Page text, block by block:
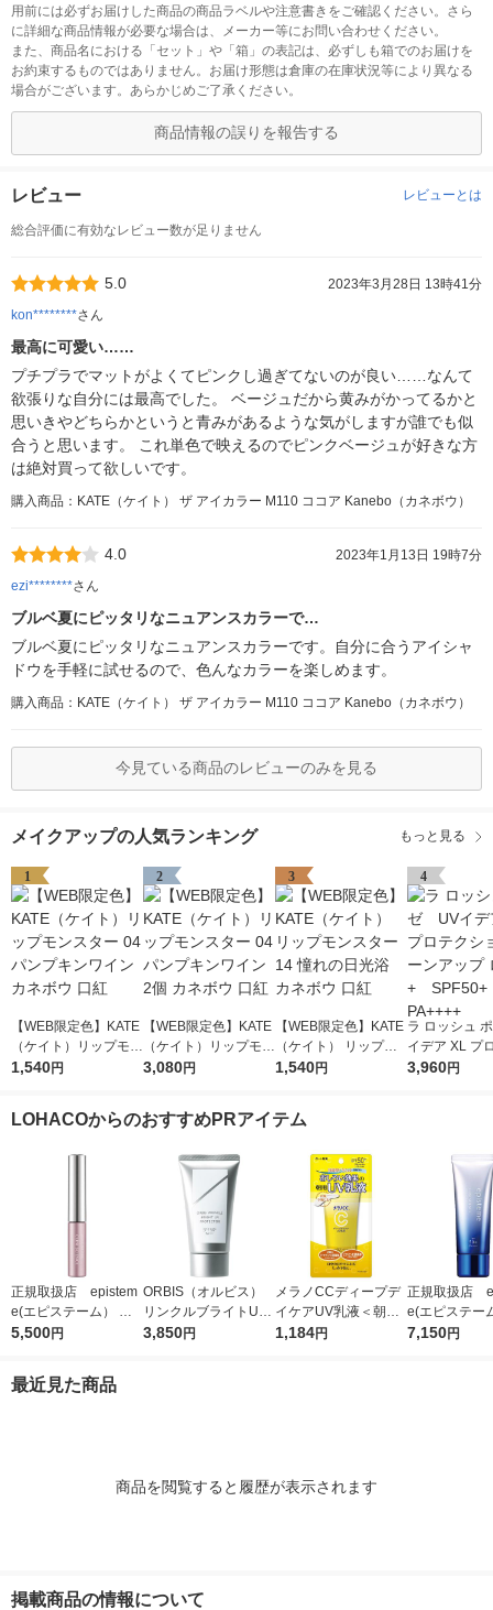
用前には必ずお届けした商品の商品ラベルや注意書きをご確認ください。さら
に詳細な商品情報が必要な場合は、メーカー等にお問い合わせください。
また、商品名における「セット」や「箱」の表記は、必ずしも箱でのお届けを
お約束するものではありません。お届け形態は倉庫の在庫状況等により異なる
場合がございます。あらかじめご了承ください。
商品情報の誤りを報告する
レビュー レビューとは
総合評価に有効なレビュー数が足りません
5.0
2023年3月28日 13時41分
kon********さん
最高に可愛い……
プチプラでマットがよくてピンクし過ぎてないのが良い……なんて
欲張りな自分には最高でした。 ベージュだから黄みがかってるかと
思いきやどちらかというと青みがあるような気がしますが誰でも似
合うと思います。 これ単色で映えるのでピンクベージュが好きな方
は絶対買って欲しいです。
購入商品：KATE（ケイト） ザ アイカラー M110 ココア Kanebo（カネボウ）
4.0
2023年1月13日 19時7分
ezi********さん
ブルベ夏にピッタリなニュアンスカラーで…
ブルベ夏にピッタリなニュアンスカラーです。自分に合うアイシャ
ドウを手軽に試せるので、色んなカラーを楽しめます。
購入商品：KATE（ケイト） ザ アイカラー M110 ココア Kanebo（カネボウ）
今見ている商品のレビューのみを見る
メイクアップの人気ランキング もっと見る
1
【WEB限定色】KATE
（ケイト）リップモン
スター 04 パンプキン
1,540円
2
【WEB限定色】KATE
（ケイト）リップモン
スター 04 パンプキン
3,080円
3
【WEB限定色】KATE
（ケイト） リップモ
ンスター 14 憧れの日
1,540円
4
ラ ロッシュ
イデア XL プ
ョントーンア
3,960円
LOHACOからのおすすめPRアイテム
正規取扱店 epistem
e(エピステーム） パ
ワライズラッシュセラ
5,500円
ORBIS（オルビス）
リンクルブライトUV
プロテクター N 50g
3,850円
メラノCCディープデ
イケアUV乳液＜朝用
日焼け止め乳液＞50g
1,184円
正規取扱店
e(エピステー
ワイトUVレ
7,150円
最近見た商品
商品を閲覧すると履歴が表示されます
掲載商品の情報について